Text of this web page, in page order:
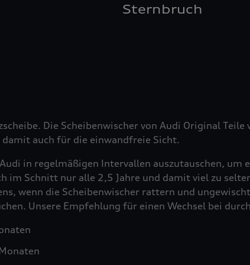
Sternbruch
Die Scheibenwischer von Audi Original
auch für die einwandfreie Sicht.
in regelmäßigen Intervallen auszutauschen, um
im Schnitt nur alle 2,5 Jahre und damit viel zu
wenn die Scheibenwischer rattern und
Unsere Empfehlung für einen Wechsel bei